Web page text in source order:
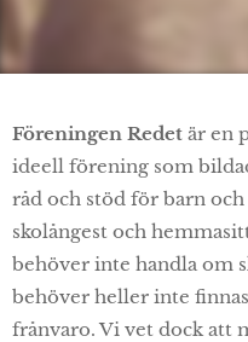
Föreningen Redet är en
ideell förening som
råd och stöd för barn
skolångest och
behöver inte handla om
behöver heller inte
frånvaro. Vi vet dock att